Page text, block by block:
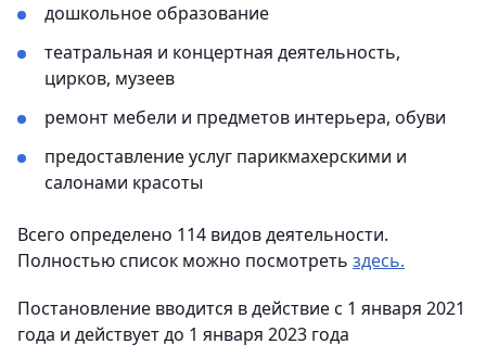
дошкольное образование
театральная и концертная деятельность,
цирков, музеев
ремонт мебели и предметов интерьера, обуви
предоставление услуг парикмахерскими и
салонами красоты
Всего определено 114 видов деятельности.
Полностью список можно посмотреть здесь.
Постановление вводится в действие с 1 января 2021
года и действует до 1 января 2023 года